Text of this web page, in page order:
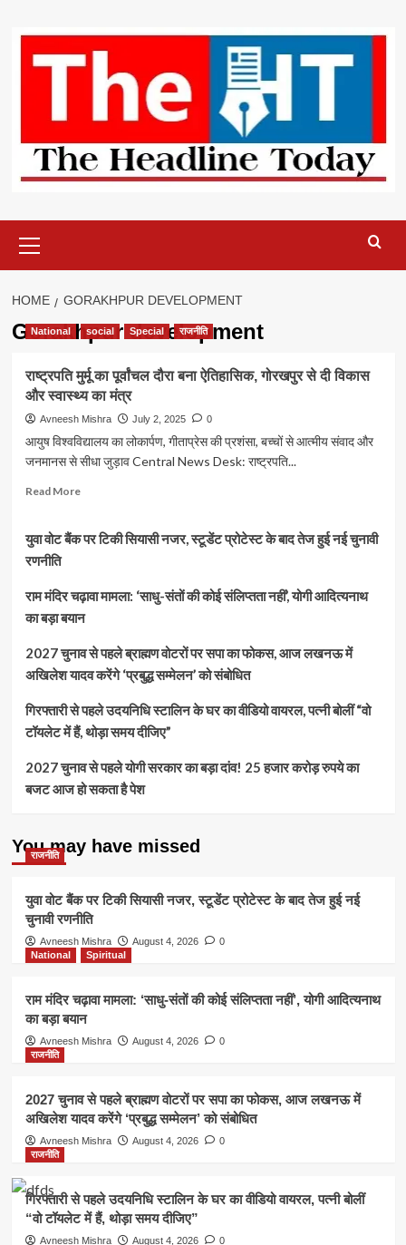
content
Menu
HOME GORAKHPUR DEVELOPMENT
Gorakhpur development
National social Special राजनीति
राष्ट्रपति मुर्मू का पूर्वांचल दौरा बना ऐतिहासिक, गोरखपुर से दी विकास
और स्वास्थ्य का मंत्र
Avneesh Mishra July 2, 2025 0
आयुष विश्वविद्यालय का लोकार्पण, गीताप्रेस की प्रशंसा, बच्चों से आत्मीय संवाद और
जनमानस से सीधा जुड़ाव Central News Desk: राष्ट्रपति...
Read MoreRead
राष्ट्रपति
पूर्वांचल
दौरा
बना
ऐतिहासिक,
गोरखपुर
से
विकास
और
का
मंत्र
युवा वोट बैंक पर टिकी सियासी नजर, स्टूडेंट प्रोटेस्ट के बाद तेज हुई नई चुनावी
रणनीति
राम मंदिर चढ़ावा मामला: ‘साधु-संतों की कोई संलिप्तता नहीं’, योगी आदित्यनाथ
का बड़ा बयान
2027 चुनाव से पहले ब्राह्मण वोटरों पर सपा का फोकस, आज लखनऊ में
अखिलेश यादव करेंगे ‘प्रबुद्ध सम्मेलन’ को संबोधित
गिरफ्तारी से पहले उदयनिधि स्टालिन के घर का वीडियो वायरल, पत्नी बोलीं “वो
टॉयलेट में हैं, थोड़ा समय दीजिए”
2027 चुनाव से पहले योगी सरकार का बड़ा दांव! 25 हजार करोड़ रुपये का
बजट आज हो सकता है पेश
You may have missed
राजनीति
युवा वोट बैंक पर टिकी सियासी नजर, स्टूडेंट प्रोटेस्ट के बाद तेज हुई नई
चुनावी रणनीति
Avneesh Mishra August 4, 2026
0
National
Spiritual
राम मंदिर चढ़ावा मामला: ‘साधु-संतों की कोई संलिप्तता नहीं’, योगी आदित्यनाथ
का बड़ा बयान
Avneesh Mishra August 4, 2026
0
राजनीति
2027 चुनाव से पहले ब्राह्मण वोटरों पर सपा का फोकस, आज लखनऊ में
अखिलेश यादव करेंगे ‘प्रबुद्ध सम्मेलन’ को संबोधित
Avneesh Mishra August 4, 2026
0
राजनीति
गिरफ्तारी से पहले उदयनिधि स्टालिन के घर का वीडियो वायरल, पत्नी बोलीं
“वो टॉयलेट में हैं, थोड़ा समय दीजिए”
Avneesh Mishra August 4, 2026
0